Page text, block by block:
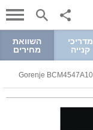
מדריכי
קנייה
השוואת
מחירים